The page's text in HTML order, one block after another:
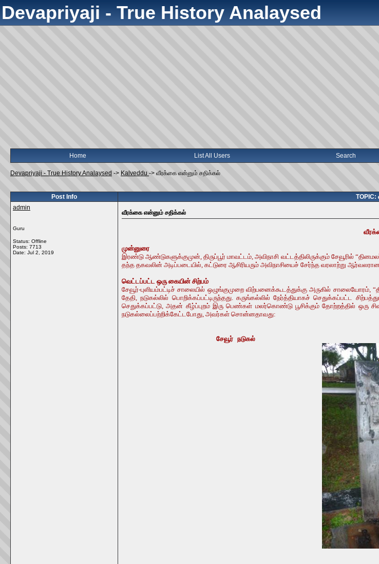
Devapriyaji - True History Analaysed
Home List All Users Search
Devapriyaji - True History Analaysed -> Kalveddu -> வீரக்கை என்னும் சதிக்கல்
Post Info
admin
Guru
Status: Offline
Posts: 7713
Date: Jul 2, 2019
வீரக்கை என்னும் சதிக்கல்
முன்னுரை
இரண்டு ஆண்டுகளுக்குமுன், திருப்பூர் மாவட்டம், அவிநாசி வட்டத்திலிருக்கும் சேவூரில்
தந்த தகவலின் அடிப்படையில், கட்டுரை ஆசிரியரும் அவிநாசியைச் சேர்ந்த வரலாற்று
வெட்டப்பட்ட ஒரு கையின் சிற்பம்
சேவூர்-புளியம்பட்டிச் சாலையில் ஒழுங்குமுறை விற்பனைக்கூடத்துக்கு அருகில் சாலையோரம்,
தேதி, நடுகல்லில் பொறிக்கப்பட்டிருந்தது. கருங்கல்லில் நேர்த்தியாகச் செதுக்கப்பட்ட
செதுக்கப்பட்டு, அதன் கீழ்ப்புறம் இரு பெண்கள் மலர்கொண்டு பூசிக்கும் தோற்றத்தில் ஒரு
நடுகல்லைப்பற்றிக்கேட்டபோது, அவர்கள் சொன்னதாவது:
சேவூர் நடுகல்